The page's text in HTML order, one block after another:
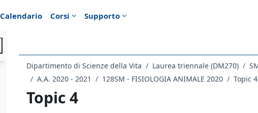
Calendario Corsi Supporto
Dipartimento di Scienze della Vita Laurea triennale (DM270)
A.A. 2020 - 2021
128SM - FISIOLOGIA ANIMALE 2020 Topic 4
Topic 4